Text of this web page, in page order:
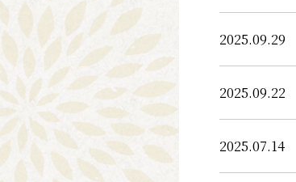
2025.09.29
2025.09.22
2025.07.14